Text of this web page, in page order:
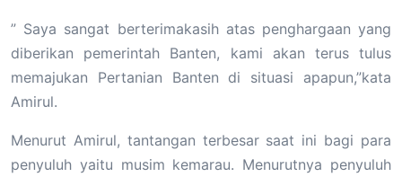
” Saya sangat berterimakasih atas penghargaan yang
diberikan pemerintah Banten, kami akan terus tulus
memajukan Pertanian Banten di situasi apapun,”kata
Amirul.
Menurut Amirul, tantangan terbesar saat ini bagi para
penyuluh yaitu musim kemarau. Menurutnya penyuluh